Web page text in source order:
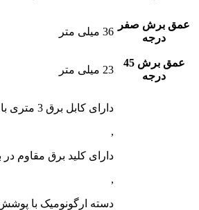
عمق برش صفر
درجه
36 میلی متر
عمق برش 45
درجه
23 میلی متر
دارای کابل برق 3 متری با روکش ضخیم
,
دارای کلید برق مقاوم در
,
دسته ارگونومیک با